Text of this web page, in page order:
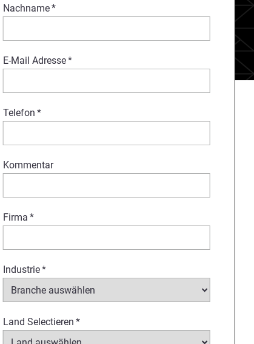
Nachname*
E-Mail Adresse*
Telefon *
Kommentar
Firma *
Industrie*
Land Selectieren *
Produktdesigns und
Verfahrensweisen
Wandel in der
für Ihre Anforderungen